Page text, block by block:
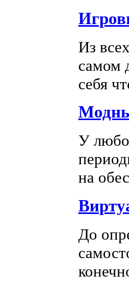
Из
самом
себя
У
на
До